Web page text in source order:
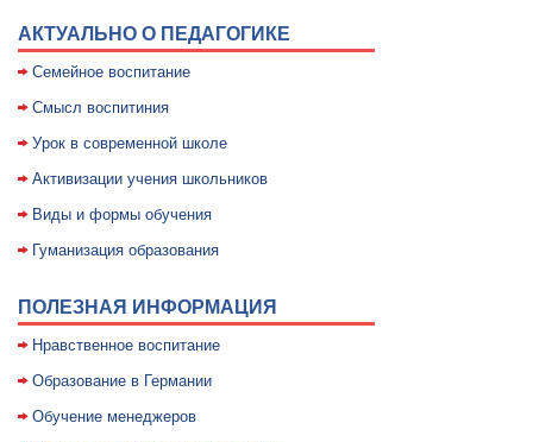
АКТУАЛЬНО О ПЕДАГОГИКЕ
Семейное воспитание
Смысл воспитиния
Уpок в совpеменной школе
Активизации учения школьников
Виды и формы обучения
Гуманизация образования
ПОЛЕЗНАЯ ИНФОРМАЦИЯ
Нравственное воспитание
Образование в Германии
Обучение менеджеров